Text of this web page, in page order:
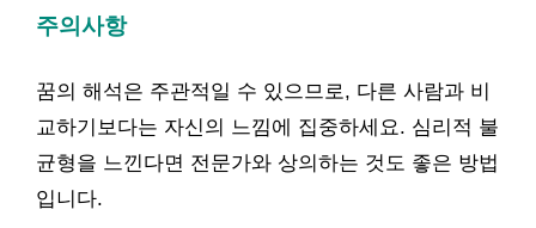
주의사항
꿈의 해석은 주관적일 수 있으므로, 다른 사람과 비
교하기보다는 자신의 느낌에 집중하세요. 심리적 불
균형을 느낀다면 전문가와 상의하는 것도 좋은 방법
입니다.